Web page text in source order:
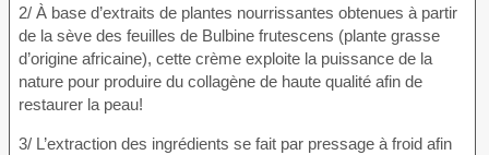
2/ À base d’extraits de plantes nourrissantes obtenues à partir
de la sève des feuilles de Bulbine frutescens (plante grasse
d’origine africaine), cette crème exploite la puissance de la
nature pour produire du collagène de haute qualité afin de
restaurer la peau!
3/ L’extraction des ingrédients se fait par pressage à froid afin